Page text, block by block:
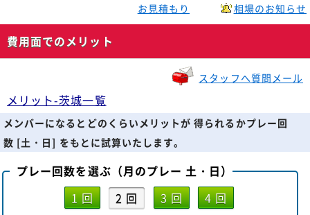
お見積もり
相場のお知らせ
費用面でのメリット
スタッフへ質問メール
メリット-茨城一覧
メンバーになるとどのくらいメリットが 得られるかプレー回
数 [土・日] をもとに試算いたします。
プレー回数を選ぶ（月のプレー 土・日）
1 回
2 回 3 回 4 回